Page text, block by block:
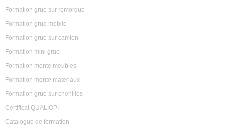
Formation grue sur remorque
Formation grue mobile
Formation grue sur camion
Formation mini grue
Formation monte meubles
Formation monte materiaux
Formation grue sur chenilles
Certificat QUALIOPI
Catalogue de formation